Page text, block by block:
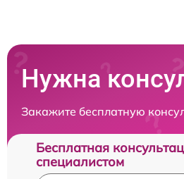
Нужна
Закажите бесплатную
Бесплатная
специалистом